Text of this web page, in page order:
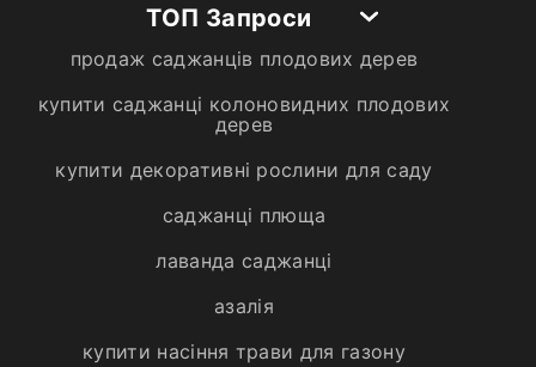
ТОП Запроси
продаж саджанців плодових дерев
купити саджанці колоновидних плодових
дерев
купити декоративні рослини для саду
саджанці плюща
лаванда саджанці
азалія
купити насіння трави для газону